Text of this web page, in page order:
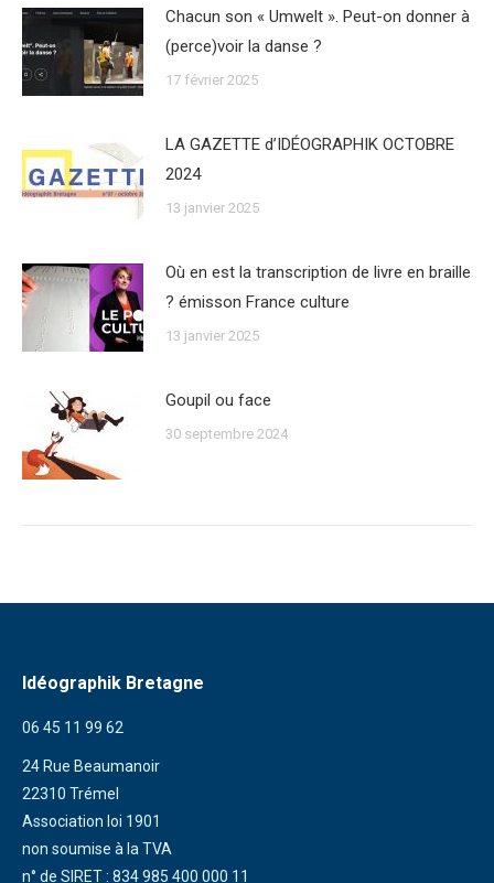
Chacun son « Umwelt ». Peut-on donner à
(perce)voir la danse ?
17 février 2025
LA GAZETTE d’IDÉOGRAPHIK OCTOBRE
2024
13 janvier 2025
Où en est la transcription de livre en braille
? émisson France culture
13 janvier 2025
Goupil ou face
30 septembre 2024
Idéographik Bretagne
06 45 11 99 62
24 Rue Beaumanoir
22310 Trémel
Association loi 1901
non soumise à la TVA
n° de SIRET : 834 985 400 000 11